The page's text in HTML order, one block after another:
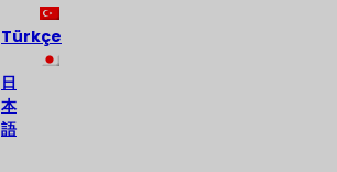
Türkçe
日
本
語